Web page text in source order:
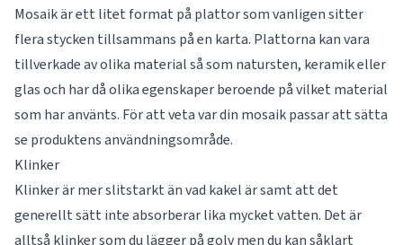
Mosaik är ett litet format på plattor som vanligen sitter
flera stycken tillsammans på en karta. Plattorna kan vara
tillverkade av olika material så som natursten, keramik eller
glas och har då olika egenskaper beroende på vilket material
som har använts. För att veta var din mosaik passar att sätta
se produktens användningsområde.
Klinker
Klinker är mer slitstarkt än vad kakel är samt att det
generellt sätt inte absorberar lika mycket vatten. Det är
alltså klinker som du lägger på golv men du kan såklart